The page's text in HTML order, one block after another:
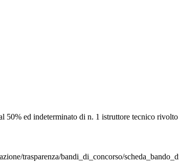
50% ed indeterminato di n. 1 istruttore tecnico
trasparenza/bandi_di_concorso/